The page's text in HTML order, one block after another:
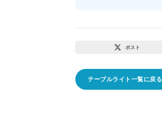
ポスト
テーブルライト一覧に戻る